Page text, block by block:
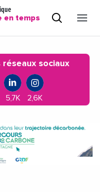
en temps
réseaux sociaux
5,7K 2,6K